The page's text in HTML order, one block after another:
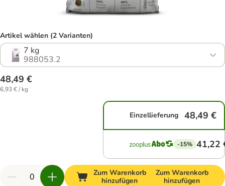
Artikel wählen (2 Varianten)
7 kg
988053.2
48,49 €
6,93 € / kg
Einzellieferung 48,49 €
-15% 41,22
Zum Warenkorb
hinzufügen
Zum Warenkorb
hinzufügen